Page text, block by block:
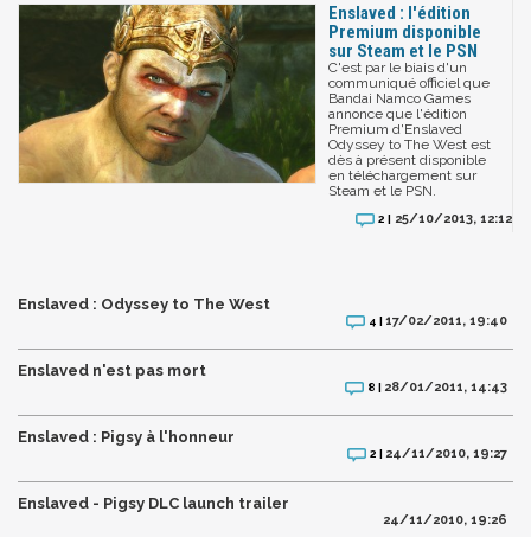
Enslaved : l'édition
Premium disponible
sur Steam et le PSN
C'est par le biais d'un
communiqué officiel que
Bandai Namco Games
annonce que l'édition
Premium d'Enslaved
Odyssey to The West est
dès à présent disponible
en téléchargement sur
Steam et le PSN.
2 | 25/10/2013, 12:12
Enslaved : Odyssey to The West
4 |17/02/2011, 19:40
Enslaved n'est pas mort
8 | 28/01/2011, 14:43
Enslaved : Pigsy à l'honneur
2 | 24/11/2010, 19:27
Enslaved - Pigsy DLC launch trailer
24/11/2010, 19:26